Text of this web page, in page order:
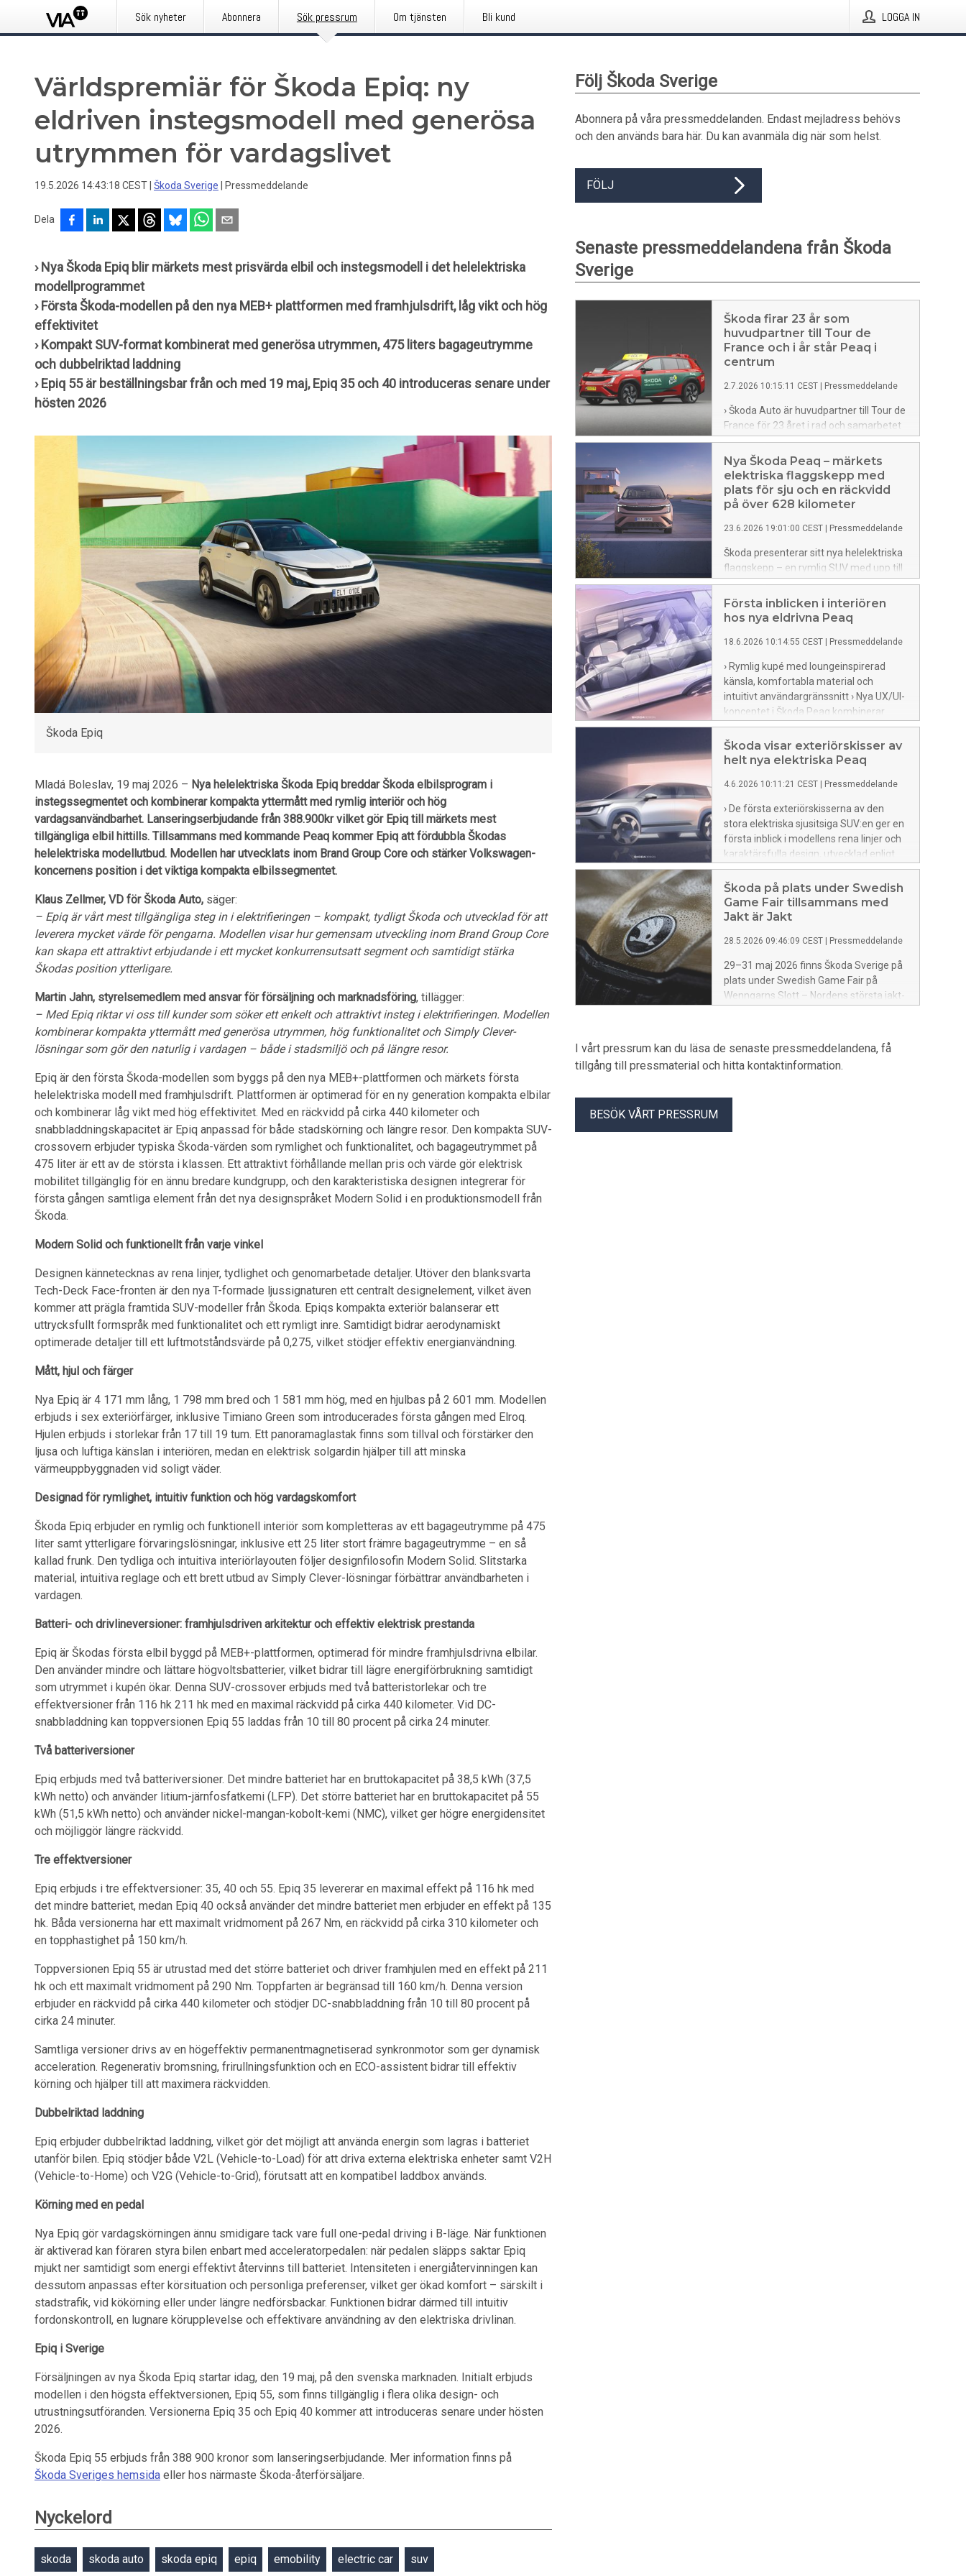
Sök nyheter Abonnera Sök pressrum Om tjänsten Bli kund LOGGA IN
Världspremiär för Škoda Epiq: ny
eldriven instegsmodell med generösa
utrymmen för vardagslivet
19.5.2026 14:43:18 CEST Škoda Sverige Pressmeddelande
Dela
› Nya Škoda Epiq blir märkets mest prisvärda elbil och instegsmodell i det helelektriska
modellprogrammet
› Första Škoda-modellen på den nya MEB+ plattformen med framhjulsdrift, låg vikt och hög
effektivitet
› Kompakt SUV-format kombinerat med generösa utrymmen, 475 liters bagageutrymme
och dubbelriktad laddning
› Epiq 55 är beställningsbar från och med 19 maj, Epiq 35 och 40 introduceras senare under
hösten 2026
Škoda Epiq
Mladá Boleslav, 19 maj 2026 – Nya helelektriska Škoda Epiq breddar Škoda elbilsprogram i
instegssegmentet och kombinerar kompakta yttermått med rymlig interiör och hög
vardagsanvändbarhet. Lanseringserbjudande från 388.900kr vilket gör Epiq till märkets mest
tillgängliga elbil hittills. Tillsammans med kommande Peaq kommer Epiq att fördubbla Škodas
helelektriska modellutbud. Modellen har utvecklats inom Brand Group Core och stärker Volkswagen-
koncernens position i det viktiga kompakta elbilssegmentet.
Klaus Zellmer, VD för Škoda Auto, säger:
– Epiq är vårt mest tillgängliga steg in i elektrifieringen – kompakt, tydligt Škoda och utvecklad för att
leverera mycket värde för pengarna. Modellen visar hur gemensam utveckling inom Brand Group Core
kan skapa ett attraktivt erbjudande i ett mycket konkurrensutsatt segment och samtidigt stärka
Škodas position ytterligare.
Martin Jahn, styrelsemedlem med ansvar för försäljning och marknadsföring, tillägger:
– Med Epiq riktar vi oss till kunder som söker ett enkelt och attraktivt insteg i elektrifieringen. Modellen
kombinerar kompakta yttermått med generösa utrymmen, hög funktionalitet och Simply Clever-
lösningar som gör den naturlig i vardagen – både i stadsmiljö och på längre resor.
Epiq är den första Škoda-modellen som byggs på den nya MEB+-plattformen och märkets första
helelektriska modell med framhjulsdrift. Plattformen är optimerad för en ny generation kompakta elbilar
och kombinerar låg vikt med hög effektivitet. Med en räckvidd på cirka 440 kilometer och
snabbladdningskapacitet är Epiq anpassad för både stadskörning och längre resor. Den kompakta SUV-
crossovern erbjuder typiska Škoda-värden som rymlighet och funktionalitet, och bagageutrymmet på
475 liter är ett av de största i klassen. Ett attraktivt förhållande mellan pris och värde gör elektrisk
mobilitet tillgänglig för en ännu bredare kundgrupp, och den karakteristiska designen integrerar för
första gången samtliga element från det nya designspråket Modern Solid i en produktionsmodell från
Škoda.
Modern Solid och funktionellt från varje vinkel
Designen kännetecknas av rena linjer, tydlighet och genomarbetade detaljer. Utöver den blanksvarta
Tech-Deck Face-fronten är den nya T-formade ljussignaturen ett centralt designelement, vilket även
kommer att prägla framtida SUV-modeller från Škoda. Epiqs kompakta exteriör balanserar ett
uttrycksfullt formspråk med funktionalitet och ett rymligt inre. Samtidigt bidrar aerodynamiskt
optimerade detaljer till ett luftmotståndsvärde på 0,275, vilket stödjer effektiv energianvändning.
Mått, hjul och färger
Nya Epiq är 4 171 mm lång, 1 798 mm bred och 1 581 mm hög, med en hjulbas på 2 601 mm. Modellen
erbjuds i sex exteriörfärger, inklusive Timiano Green som introducerades första gången med Elroq.
Hjulen erbjuds i storlekar från 17 till 19 tum. Ett panoramaglastak finns som tillval och förstärker den
ljusa och luftiga känslan i interiören, medan en elektrisk solgardin hjälper till att minska
värmeuppbyggnaden vid soligt väder.
Designad för rymlighet, intuitiv funktion och hög vardagskomfort
Škoda Epiq erbjuder en rymlig och funktionell interiör som kompletteras av ett bagageutrymme på 475
liter samt ytterligare förvaringslösningar, inklusive ett 25 liter stort främre bagageutrymme – en så
kallad frunk. Den tydliga och intuitiva interiörlayouten följer designfilosofin Modern Solid. Slitstarka
material, intuitiva reglage och ett brett utbud av Simply Clever-lösningar förbättrar användbarheten i
vardagen.
Batteri- och drivlineversioner: framhjulsdriven arkitektur och effektiv elektrisk prestanda
Epiq är Škodas första elbil byggd på MEB+-plattformen, optimerad för mindre framhjulsdrivna elbilar.
Den använder mindre och lättare högvoltsbatterier, vilket bidrar till lägre energiförbrukning samtidigt
som utrymmet i kupén ökar. Denna SUV-crossover erbjuds med två batteristorlekar och tre
effektversioner från 116 hk 211 hk med en maximal räckvidd på cirka 440 kilometer. Vid DC-
snabbladdning kan toppversionen Epiq 55 laddas från 10 till 80 procent på cirka 24 minuter.
Två batteriversioner
Epiq erbjuds med två batteriversioner. Det mindre batteriet har en bruttokapacitet på 38,5 kWh (37,5
kWh netto) och använder litium-järnfosfatkemi (LFP). Det större batteriet har en bruttokapacitet på 55
kWh (51,5 kWh netto) och använder nickel-mangan-kobolt-kemi (NMC), vilket ger högre energidensitet
och möjliggör längre räckvidd.
Tre effektversioner
Epiq erbjuds i tre effektversioner: 35, 40 och 55. Epiq 35 levererar en maximal effekt på 116 hk med
det mindre batteriet, medan Epiq 40 också använder det mindre batteriet men erbjuder en effekt på 135
hk. Båda versionerna har ett maximalt vridmoment på 267 Nm, en räckvidd på cirka 310 kilometer och
en topphastighet på 150 km/h.
Toppversionen Epiq 55 är utrustad med det större batteriet och driver framhjulen med en effekt på 211
hk och ett maximalt vridmoment på 290 Nm. Toppfarten är begränsad till 160 km/h. Denna version
erbjuder en räckvidd på cirka 440 kilometer och stödjer DC-snabbladdning från 10 till 80 procent på
cirka 24 minuter.
Samtliga versioner drivs av en högeffektiv permanentmagnetiserad synkronmotor som ger dynamisk
acceleration. Regenerativ bromsning, frirullningsfunktion och en ECO-assistent bidrar till effektiv
körning och hjälper till att maximera räckvidden.
Dubbelriktad laddning
Epiq erbjuder dubbelriktad laddning, vilket gör det möjligt att använda energin som lagras i batteriet
utanför bilen. Epiq stödjer både V2L (Vehicle-to-Load) för att driva externa elektriska enheter samt V2H
(Vehicle-to-Home) och V2G (Vehicle-to-Grid), förutsatt att en kompatibel laddbox används.
Körning med en pedal
Nya Epiq gör vardagskörningen ännu smidigare tack vare full one-pedal driving i B-läge. När funktionen
är aktiverad kan föraren styra bilen enbart med acceleratorpedalen: när pedalen släpps saktar Epiq
mjukt ner samtidigt som energi effektivt återvinns till batteriet. Intensiteten i energiåtervinningen kan
dessutom anpassas efter körsituation och personliga preferenser, vilket ger ökad komfort – särskilt i
stadstrafik, vid kökörning eller under längre nedförsbackar. Funktionen bidrar därmed till intuitiv
fordonskontroll, en lugnare körupplevelse och effektivare användning av den elektriska drivlinan.
Epiq i Sverige
Försäljningen av nya Škoda Epiq startar idag, den 19 maj, på den svenska marknaden. Initialt erbjuds
modellen i den högsta effektversionen, Epiq 55, som finns tillgänglig i flera olika design- och
utrustningsutföranden. Versionerna Epiq 35 och Epiq 40 kommer att introduceras senare under hösten
2026.
Škoda Epiq 55 erbjuds från 388 900 kronor som lanseringserbjudande. Mer information finns på
Škoda Sveriges hemsida eller hos närmaste Škoda-återförsäljare.
Nyckelord
skoda skoda auto skoda epiq epiq emobility electric car suv
Följ Škoda Sverige
Abonnera på våra pressmeddelanden. Endast mejladress behövs
och den används bara här. Du kan avanmäla dig när som helst.
FÖLJ
Senaste pressmeddelandena från Škoda
Sverige
Škoda firar 23 år som
huvudpartner till Tour de
France och i år står Peaq i
centrum
2.7.2026 10:15:11 CEST Pressmeddelande
› Škoda Auto är huvudpartner till Tour de
France för 23 året i rad och samarbetet
med tävlingsarrangören A.S.O. sträcker
sig till 2028 › Upp till 225 elektrifierade
bilar, däribland helelektriska Enyaq och
laddhybriden Superb iV, används under
tävlingen › Nya helelektriska Škoda Peaq
Prudhommes officiella ”Red Car” på 12
etapper › Fyrfaldige Tour de France-
vinnaren Chris Froome blir ny
cykelambassadör för Škoda Auto ›
prispokaler inspirerade av designspråket
Modern Solid
Nya Škoda Peaq – märkets
elektriska flaggskepp med
plats för sju och en räckvidd
på över 628 kilometer
23.6.2026 19:01:00 CEST Pressmeddelande
Škoda presenterar sitt nya helelektriska
flaggskepp – en rymlig SUV med upp till
sju sittplatser, lång räckvidd och
avancerad teknik för komfort, säkerhet
och uppkoppling. Peaq lanseras på
svenskt pris från 654.900kr (Peaq 90
Första inblicken i interiören
hos nya eldrivna Peaq
18.6.2026 10:14:55 CEST Pressmeddelande
› Rymlig kupé med loungeinspirerad
känsla, komfortabla material och
intuitivt användargränssnitt › Nya UX/UI-
konceptet i Škoda Peaq kombinerar
fysiska reglage med en central
infotainmentskärm för en balanserad
och användarvänlig upplevelse ›
Peaq äger rum den 23 juni 2026
Škoda visar exteriörskisser av
helt nya elektriska Peaq
4.6.2026 10:11:21 CEST Pressmeddelande
› De första exteriörskisserna av den
stora elektriska sjusitsiga SUV:en ger en
första inblick i modellens rena linjer och
karaktärsfulla design, utvecklad enligt
designspråket Modern Solid ›
Världspremiären för Škodas nya
flaggskepp äger rum i Monnetier-
Mornex, Frankrike, den 23 juni klockan
Škoda på plats under Swedish
Game Fair tillsammans med
Jakt är Jakt
28.5.2026 09:46:09 CEST Pressmeddelande
29–31 maj 2026 finns Škoda Sverige på
plats under Swedish Game Fair på
Wenngarns Slott – Nordens största jakt-
Jakt är Jakt vill Škoda möta Sveriges
jaktintresserade och visa upp modeller
anpassade för ett aktivt liv nära naturen.
I vårt pressrum kan du läsa de senaste pressmeddelandena, få
tillgång till pressmaterial och hitta kontaktinformation.
BESÖK VÅRT PRESSRUM